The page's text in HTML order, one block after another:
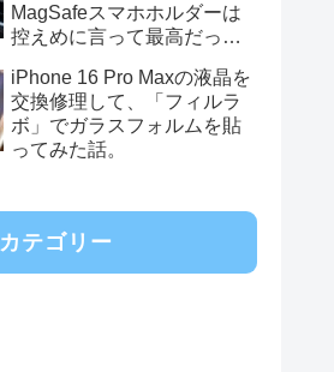
MagSafeスマホホルダーは
控えめに言って最高だっ
iPhone 16 Pro Maxの液晶を
交換修理して、「フィルラ
ボ」でガラスフォルムを貼
ってみた話。
カテゴリー